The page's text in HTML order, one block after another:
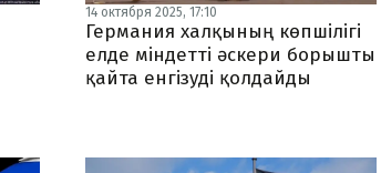
14 октября 2025, 17:10
Германия халқының көпшілігі
елде міндетті әскери борышты
қайта енгізуді қолдайды